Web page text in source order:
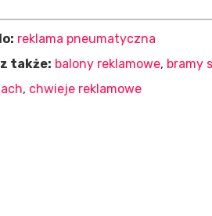
reklama pneumatyczna
także: balony reklamowe, bramy
, chwieje reklamowe